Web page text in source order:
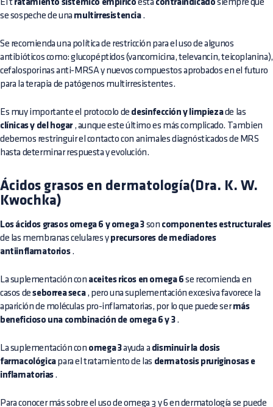
El t ratamiento sistémico empírico está contraindicado siempre que
se sospeche de una multirresistencia.
Se recomienda una política de restricción para el uso de algunos
antibióticos como: glucopéptidos (vancomicina, televancin, teicoplanina),
cefalosporinas anti-MRSA y nuevos compuestos aprobados en el futuro
para la terapia de patógenos multirresistentes.
Es muy importante el protocolo de desinfección y limpiezade las
clínicas y del hogar, aunque este último es más complicado. Tambien
debemos restringuir el contacto con animales diagnósticados de MRS
hasta determinar respuesta y evolución.
Ácidos grasos en dermatología(Dra. K. W.
Kwochka)
Los ácidos grasos omega 6 y omega 3 son componentes estructurales
de las membranas celulares y precursores de mediadores
antiinflamatorios.
La suplementación con aceites ricos en omega 6 se recomienda en
casos deseborrea seca, pero una suplementación excesiva favorece la
aparición de moléculas pro-inflamatorias, por lo que puede sermás
beneficioso una combinación de omega 6 y 3.
La suplementación con omega 3ayuda a disminuir la dosis
farmacológicapara el tratamiento de las dermatosis pruriginosas e
inflamatorias.
Para conocer más sobre el uso de omega 3 y 6 en dermatología se puede